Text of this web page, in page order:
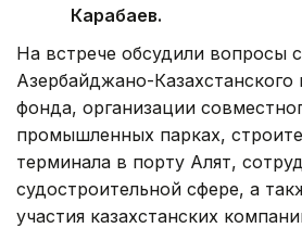
Карабаев.
На встрече обсудили вопросы
Азербайджано-Казахстанского
фонда, организации
промышленных парках,
терминала в порту Алят,
судостроительной сфере, а
участия казахстанских